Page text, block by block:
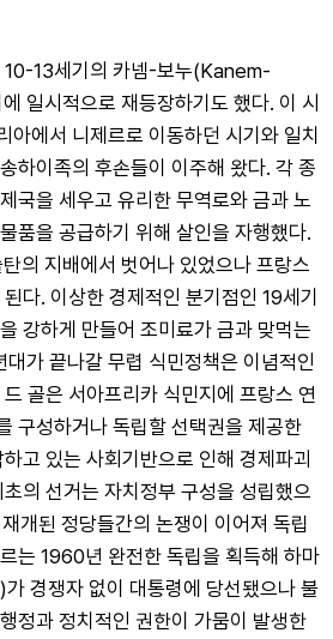
10-13세기의 카넴-보누(Kanem-
일시적으로 재등장하기도 했다. 이 시
아에서 니제르로 이동하던 시기와 일치
하이족의 후손들이 이주해 왔다. 각 종
국을 세우고 유리한 무역로와 금과 노
품을 공급하기 위해 살인을 자행했다.
의 지배에서 벗어나 있었으나 프랑스
다. 이상한 경제적인 분기점인 19세기
강하게 만들어 조미료가 금과 맞먹는
가 끝나갈 무렵 식민정책은 이념적인
골은 서아프리카 식민지에 프랑스 연
구성하거나 독립할 선택권을 제공한
고 있는 사회기반으로 인해 경제파괴
의 선거는 자치정부 구성을 성립했으
개된 정당들간의 논쟁이 이어져 독립
는 1960년 완전한 독립을 획득해 하마
경쟁자 없이 대통령에 당선됐으나 불
정과 정치적인 권한이 가뭄이 발생한